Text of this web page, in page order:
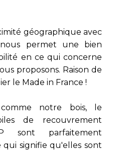
géographique avec
permet une bien
en ce qui concerne
proposons. Raison de
le Made in France !
notre bois, le
de recouvrement
sont parfaitement
qui signifie qu'elles sont